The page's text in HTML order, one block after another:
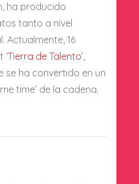
ha producido
tanto a nivel
Actualmente, 16
‘Tierra de Talento’,
se ha convertido en un
time’ de la cadena.